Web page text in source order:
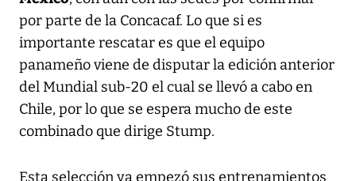
por parte de la Concacaf. Lo que si es
importante rescatar es que el equipo
panameño viene de disputar la edición anterior
del Mundial sub-20 el cual se llevó a cabo en
Chile, por lo que se espera mucho de este
combinado que dirige Stump.
Esta selección ya empezó sus entrenamientos